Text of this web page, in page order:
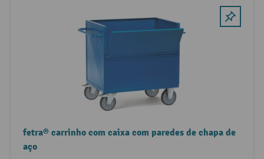
fetra® carrinho com caixa com paredes de chapa de
aço